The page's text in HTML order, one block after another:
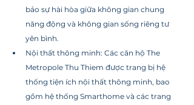
bảo sự hài hòa giữa không gian chung
năng động và không gian sống riêng tư
yên bình.
Nội thất thông minh: Các căn hộ The
Metropole Thu Thiem được trang bị hệ
thống tiện ích nội thất thông minh, bao
gồm hệ thống Smarthome và các trang